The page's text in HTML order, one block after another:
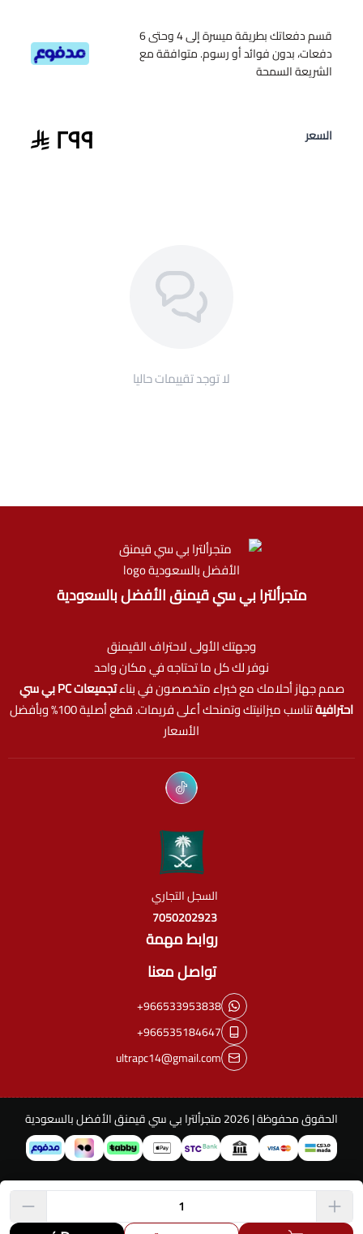
قسم دفعاتك بطريقة ميسرة إلى 4 وحتى 6
دفعات، بدون فوائد أو رسوم. متوافقة مع
الشريعة السمحة
السعر ٢٩٩
لا توجد تقييمات حاليا
متجرألترا بي سي قيمنق الأفضل بالسعودية
وجهتك الأولى لاحتراف القيمنق
نوفر لك كل ما تحتاجه في مكان واحد
صمم جهاز أحلامك مع خبراء متخصصون في بناء
تجميعات PC بي سي
احترافية
تناسب ميزانيتك وتمنحك أعلى فريمات. قطع أصلية 100% وبأفضل
الأسعار
السجل التجاري
7050202923
روابط مهمة
تواصل معنا
+966533953838
+966535184647
ultrapc14@gmail.com
الحقوق محفوظة | 2026 متجرألترا بي سي قيمنق الأفضل بالسعودية